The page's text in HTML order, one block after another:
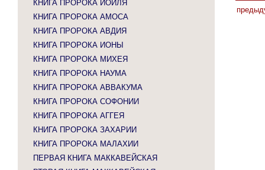
КНИГА ПРОРОКА ИОИЛЯ
КНИГА ПРОРОКА АМОСА
КНИГА ПРОРОКА АВДИЯ
КНИГА ПРОРОКА ИОНЫ
КНИГА ПРОРОКА МИХЕЯ
КНИГА ПРОРОКА НАУМА
КНИГА ПРОРОКА АВВАКУМА
КНИГА ПРОРОКА СОФОНИИ
КНИГА ПРОРОКА АГГЕЯ
КНИГА ПРОРОКА ЗАХАРИИ
КНИГА ПРОРОКА МАЛАХИИ
ПЕРВАЯ КНИГА МАККАВЕЙСКАЯ